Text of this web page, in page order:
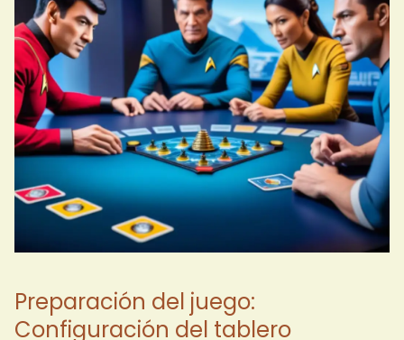
Preparación del juego:
Configuración del tablero